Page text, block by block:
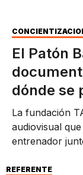
El Patón
dónde se
La fundación
audiovisual
entrenador
REFERENTE